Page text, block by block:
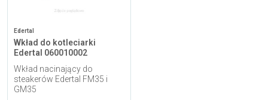
Edertal
Wkład do kotleciarki
Edertal 060010002
Wkład nacinający do
steakerów Edertal FM35 i
GM35